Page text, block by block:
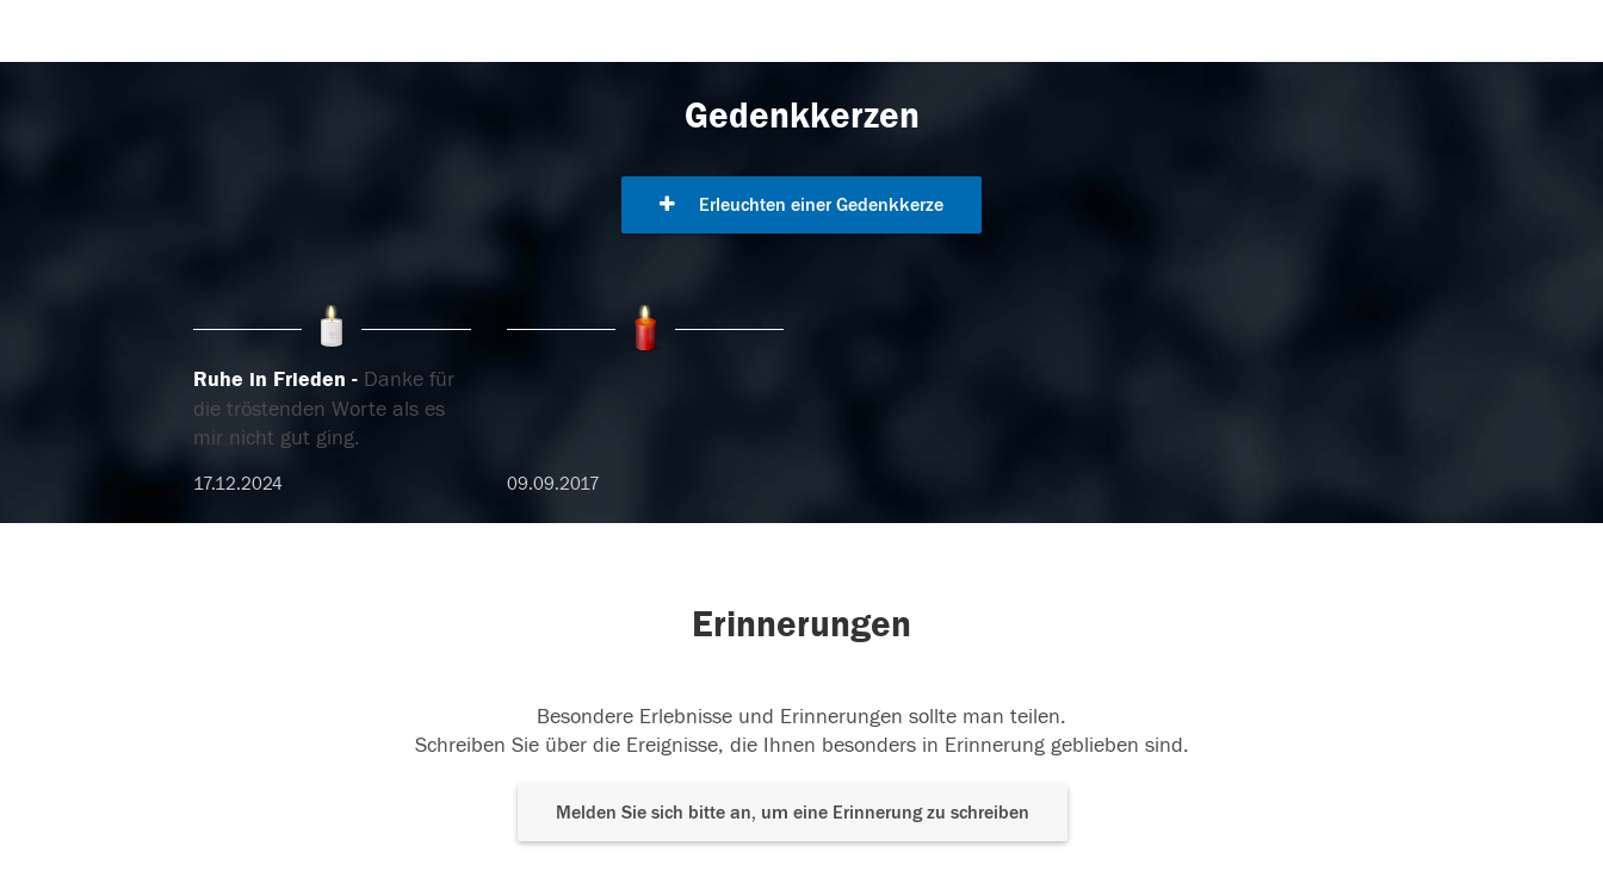
Gedenkkerzen
Erleuchten einer Gedenkkerze
Ruhe in Frieden
Danke für
die tröstenden Worte als es
mir nicht gut ging.
17.12.2024 09.09.2017
Erinnerungen
Besondere Erlebnisse und Erinnerungen sollte man teilen.
Schreiben Sie über die Ereignisse, die Ihnen besonders in Erinnerung geblieben sind.
Melden Sie sich bitte an, um eine Erinnerung zu schreiben